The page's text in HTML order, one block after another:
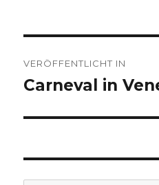
VERÖFFENTLICHT IN
Carneval in